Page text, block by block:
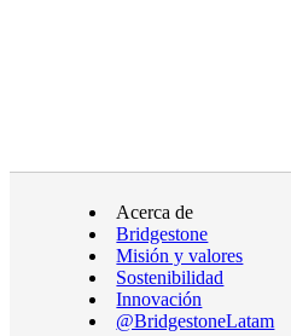
Acerca de
Bridgestone
Misión y valores
Sostenibilidad
Innovación
@BridgestoneLatam